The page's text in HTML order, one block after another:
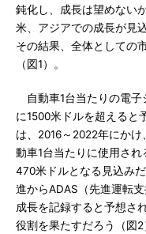
鈍化し、成長は望めない
米、アジアでの成長が見
その結果、全体としての
（図1）。
自動車1台当たりの電子
に1500米ドルを超えると
は、2016～2022年にかけ
動車1台当たりに使用さ
470米ドルとなる見込み
進からADAS（先進運転
成長を記録すると予想さ
役割を果たすだろう（図2